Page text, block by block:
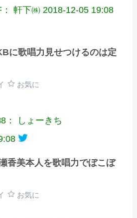
軒下㈱ 2018-12-05 19:08
に歌唱力見せつけるのは定
お気に
： しょーきち
香美本人を歌唱力でぼこぼ
お気に